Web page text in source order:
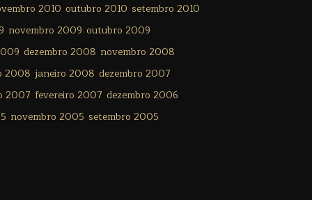
2010 outubro 2010 setembro 2010
novembro 2009 outubro 2009
dezembro 2008 novembro 2008
2008 janeiro 2008 dezembro 2007
2007 fevereiro 2007 dezembro 2006
novembro 2005 setembro 2005